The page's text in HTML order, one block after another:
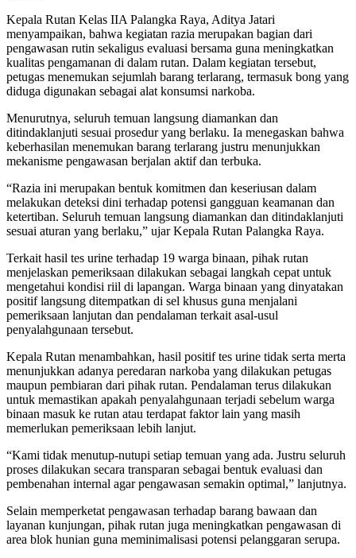
Kepala Rutan Kelas IIA Palangka Raya, Aditya Jatari
menyampaikan, bahwa kegiatan razia merupakan bagian dari
pengawasan rutin sekaligus evaluasi bersama guna meningkatkan
kualitas pengamanan di dalam rutan. Dalam kegiatan tersebut,
petugas menemukan sejumlah barang terlarang, termasuk bong yang
diduga digunakan sebagai alat konsumsi narkoba.
Menurutnya, seluruh temuan langsung diamankan dan
ditindaklanjuti sesuai prosedur yang berlaku. Ia menegaskan bahwa
keberhasilan menemukan barang terlarang justru menunjukkan
mekanisme pengawasan berjalan aktif dan terbuka.
“Razia ini merupakan bentuk komitmen dan keseriusan dalam
melakukan deteksi dini terhadap potensi gangguan keamanan dan
ketertiban. Seluruh temuan langsung diamankan dan ditindaklanjuti
sesuai aturan yang berlaku,” ujar Kepala Rutan Palangka Raya.
Terkait hasil tes urine terhadap 19 warga binaan, pihak rutan
menjelaskan pemeriksaan dilakukan sebagai langkah cepat untuk
mengetahui kondisi riil di lapangan. Warga binaan yang dinyatakan
positif langsung ditempatkan di sel khusus guna menjalani
pemeriksaan lanjutan dan pendalaman terkait asal-usul
penyalahgunaan tersebut.
Kepala Rutan menambahkan, hasil positif tes urine tidak serta merta
menunjukkan adanya peredaran narkoba yang dilakukan petugas
maupun pembiaran dari pihak rutan. Pendalaman terus dilakukan
untuk memastikan apakah penyalahgunaan terjadi sebelum warga
binaan masuk ke rutan atau terdapat faktor lain yang masih
memerlukan pemeriksaan lebih lanjut.
“Kami tidak menutup-nutupi setiap temuan yang ada. Justru seluruh
proses dilakukan secara transparan sebagai bentuk evaluasi dan
pembenahan internal agar pengawasan semakin optimal,” lanjutnya.
Selain memperketat pengawasan terhadap barang bawaan dan
layanan kunjungan, pihak rutan juga meningkatkan pengawasan di
area blok hunian guna meminimalisasi potensi pelanggaran serupa.